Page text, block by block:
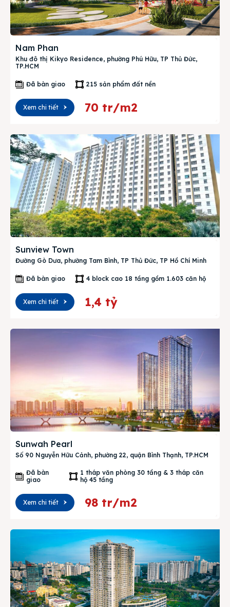
Nam Phan
Khu đô thị Kikyo Residence, phường Phú Hữu, TP Thủ Đức,
TP.HCM
Đã bàn giao 215 sản phẩm đất nền
Xem chi tiết 70 tr/m2
Sunview Town
Đường Gò Dưa, phường Tam Bình, TP Thủ Đức, TP Hồ Chí Minh
Đã bàn giao 4 block cao 18 tầng gồm 1.603 căn hộ
Xem chi tiết 1,4 tỷ
Sunwah Pearl
Số 90 Nguyễn Hữu Cảnh, phường 22, quận Bình Thạnh, TP.HCM
Đã bàn
giao
1 tháp văn phòng 30 tầng & 3 tháp căn
hộ 45 tầng
Xem chi tiết 98 tr/m2